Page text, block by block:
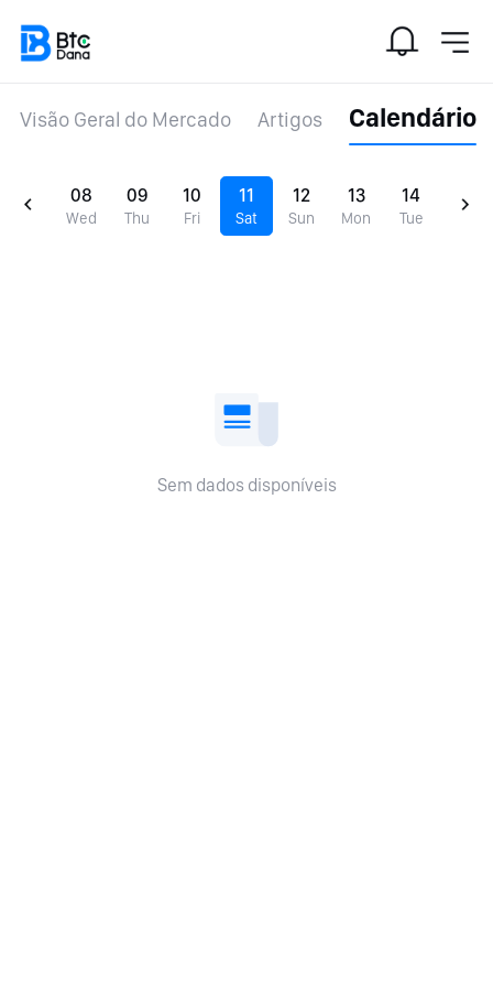
Visão Geral do Mercado Artigos Calendário
08
Wed
09
Thu
10
Fri
11
Sat
12
Sun
13
Mon
14
Tue
Sem dados disponíveis